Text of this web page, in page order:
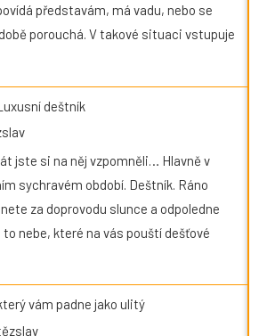
představám, má vadu, nebo se
porouchá. V takové situaci vstupuje
deštník
jste si na něj vzpomněli… Hlavně v
sychravém období. Deštník. Ráno
za doprovodu slunce a odpoledne
nebe, které na vás pouští dešťové
vám padne jako ulitý